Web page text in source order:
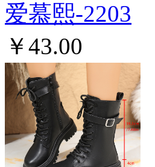
爱慕熙-2203
￥43.00